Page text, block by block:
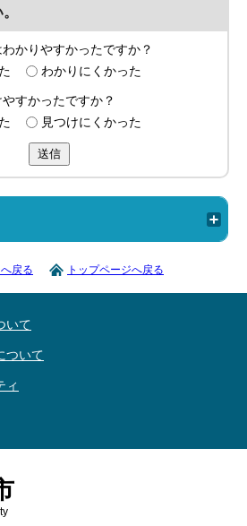
かりやすかったですか？
わかりにくかった
すかったですか？
見つけにくかった
送信
戻る トップページへ戻る
いて
ついて
ィ